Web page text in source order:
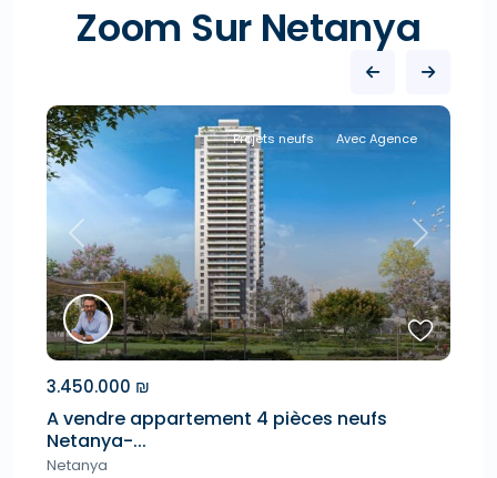
Zoom Sur Netanya
Previous Next
Projets neufs Avec Agence
3.450.000 ₪
A vendre appartement 4 pièces neufs
Netanya-...
Netanya